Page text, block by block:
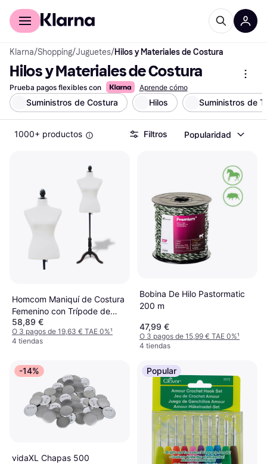
Comprar con Klarna
Klarna/Shopping/Juguetes/Hilos y Materiales de Costura
Hilos y Materiales de Costura
Prueba pagos flexibles con Aprende cómo
Suministros de Costura Hilos Suministros de
1000+ productos Filtros Popularidad
Homcom Maniquí de Costura
Femenino con Trípode de
Madera
58,89 €
O 3 pagos de 19,63 € TAE 0%¹
4 tiendas
Bobina De Hilo Pastormatic
200 m
47,99 €
O 3 pagos de 15,99 € TAE 0%¹
4 tiendas
-14%
vidaXL Chapas 500
Popular